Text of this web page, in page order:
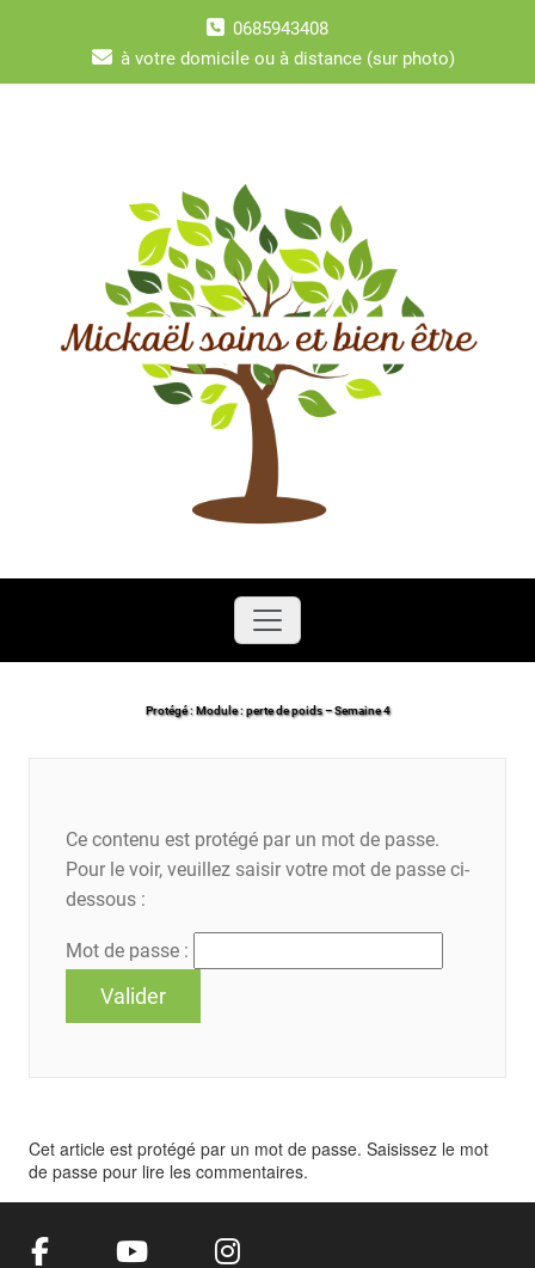
0685943408
à votre domicile ou à distance (sur photo)
Protégé : Module : perte de poids – Semaine 4
Ce contenu est protégé par un mot de passe.
Pour le voir, veuillez saisir votre mot de passe ci-
dessous :
Mot de passe :
Cet article est protégé par un mot de passe. Saisissez le mot
de passe pour lire les commentaires.